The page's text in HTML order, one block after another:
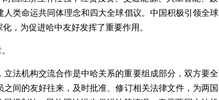
类命运共同体理念和四大全球倡议。中国积极引领全
，为促进哈中友好发挥了重要作用。
法机构交流合作是中哈关系的重要组成部分，双方要
间的友好往来，及时批准、修订相关法律文件，为两